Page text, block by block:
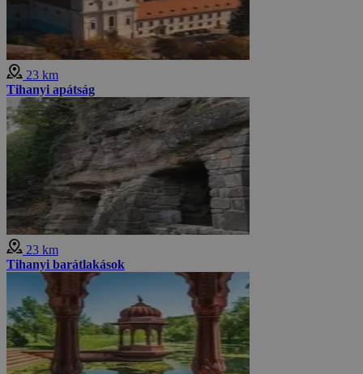
23 km
Tihanyi apátság
23 km
Tihanyi barátlakások